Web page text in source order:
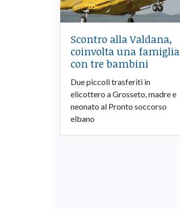
Scontro alla Valdana,
coinvolta una famiglia
con tre bambini
Due piccoli trasferiti in
elicottero a Grosseto, madre e
neonato al Pronto soccorso
elbano